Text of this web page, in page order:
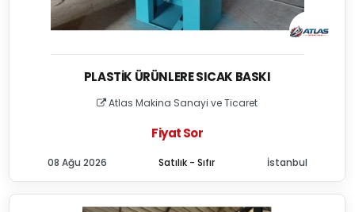
PLASTIK ÜRÜNLERE SICAK BASKI
Atlas Makina Sanayi ve Ticaret
Fiyat Sor
Satılık - Sıfır
08 Ağu 2026 İstanbul